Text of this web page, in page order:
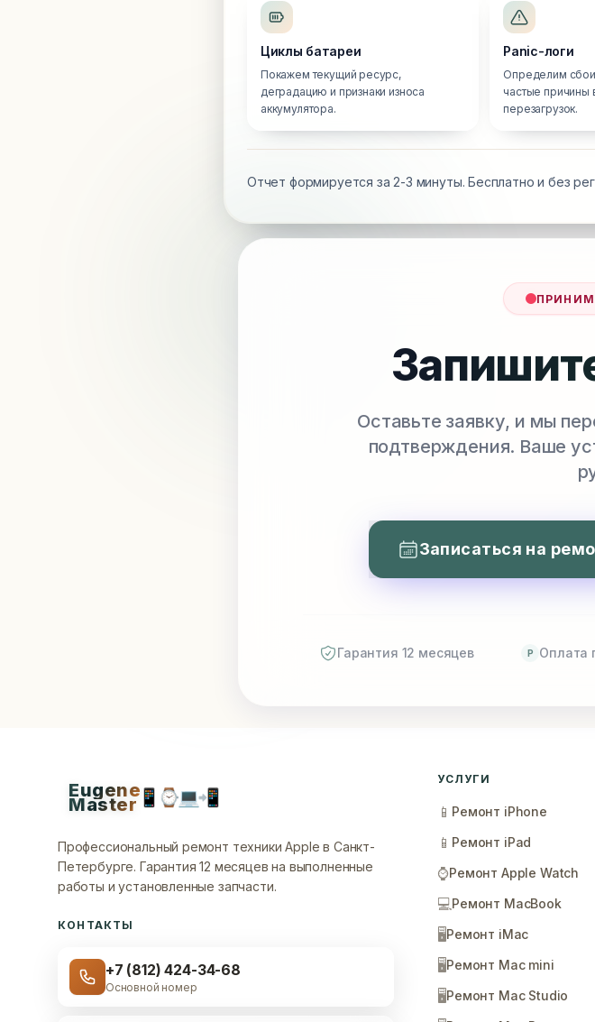
Циклы батареи
Покажем текущий ресурс,
деградацию и признаки износа
аккумулятора.
Panic-логи
Определим
частые причины
перезагрузок.
Отчет формируется за 2-3 минуты. Бесплатно и без
Оставьте заявку, и мы
подтверждения. Ваше
Записаться на
Гарантия 12 месяцев P Оплата
Eugene
Master📱 ⌚💻📲
Профессиональный ремонт техники Apple в Санкт-
Петербурге. Гарантия 12 месяцев на выполненные
работы и установленные запчасти.
КОНТАКТЫ
+7 (812) 424-34-68
Основной номер
УСЛУГИ
📱 Ремонт iPhone
📱 Ремонт iPad
⌚Ремонт Apple Watch
💻Ремонт MacBook
🖥️Ремонт iMac
🖥️Ремонт Mac mini
🖥️Ремонт Mac Studio